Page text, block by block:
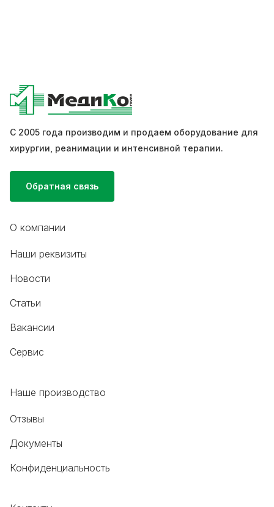
С 2005 года производим и продаем оборудование для
хирургии, реанимации и интенсивной терапии.
Обратная связь
О компании
Наши реквизиты
Новости
Статьи
Вакансии
Сервис
Наше производство
Отзывы
Документы
Конфиденциальность